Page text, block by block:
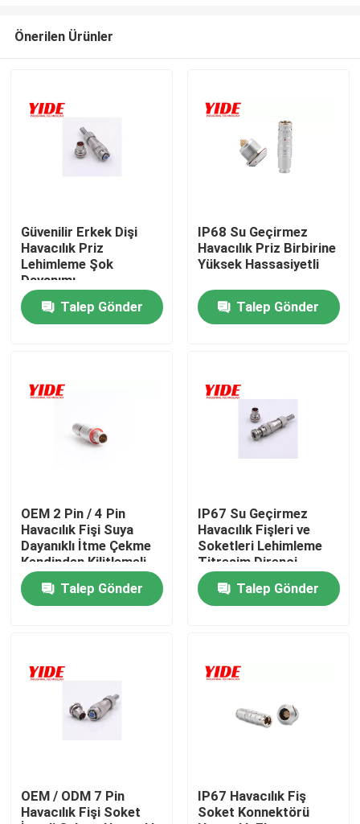
Ürünler
Elektrikli Araba Konnektörü
Motosiklet Elektrik Konnektörü
Ebike Pil Konnektörü
EV Şarj Yığını
Önerilen Ürünler
Güvenilir Erkek Dişi
Havacılık Priz
Lehimleme Şok
Dayanımı
Talep Gönder
IP68 Su Geçirmez
Havacılık Priz Birbirine
Yüksek Hassasiyetli
Talep Gönder
OEM 2 Pin / 4 Pin
Havacılık Fişi Suya
Dayanıklı İtme Çekme
Kendinden Kilitlemeli
Bağlantı
Talep Gönder
IP67 Su Geçirmez
Havacılık Fişleri ve
Soketleri Lehimleme
Titreşim Direnci
Talep Gönder
OEM / ODM 7 Pin
Havacılık Fişi Soket
IP67 Havacılık Fiş
Soket Konnektörü